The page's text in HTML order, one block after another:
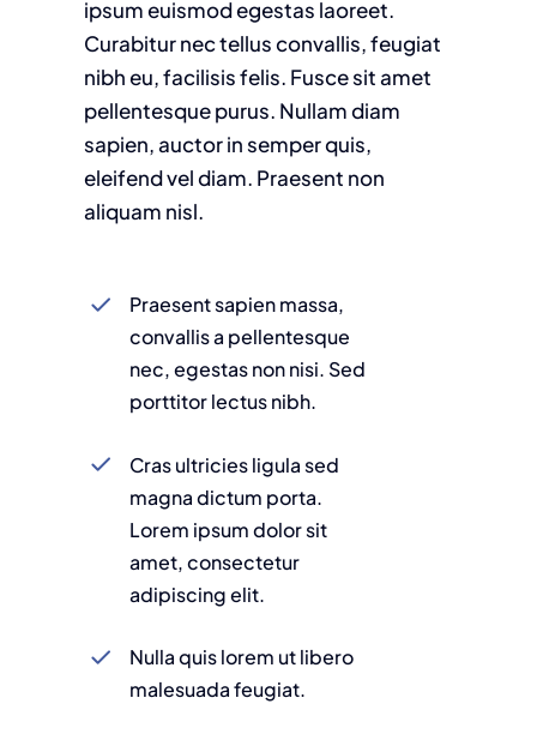
ipsum euismod egestas laoreet.
Curabitur nec tellus convallis, feugiat
nibh eu, facilisis felis. Fusce sit amet
pellentesque purus. Nullam diam
sapien, auctor in semper quis,
eleifend vel diam. Praesent non
aliquam nisl.
Praesent sapien massa,
convallis a pellentesque
nec, egestas non nisi. Sed
porttitor lectus nibh.
Cras ultricies ligula sed
magna dictum porta.
Lorem ipsum dolor sit
amet, consectetur
adipiscing elit.
Nulla quis lorem ut libero
malesuada feugiat.